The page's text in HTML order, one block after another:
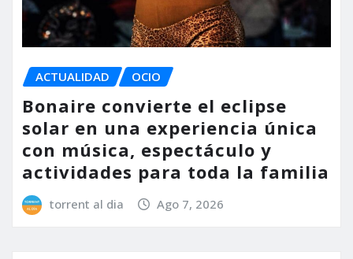
ACTUALIDAD OCIO
Bonaire convierte el eclipse
solar en una experiencia única
con música, espectáculo y
actividades para toda la familia
torrent al dia Ago 7, 2026